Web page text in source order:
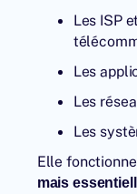
Les ISP
Les
Les
Les
Elle
mais